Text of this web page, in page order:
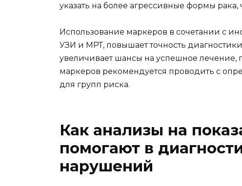
указать на более агрессивные формы
Использование маркеров в сочетании с
УЗИ и МРТ, повышает точность
увеличивает шансы на успешное лечение,
маркеров рекомендуется проводить с
для групп риска.
Как анализы на
помогают в
нарушений